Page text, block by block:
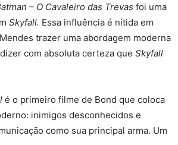
– O Cavaleiro das Trevas foi uma
Skyfall. Essa influência é nítida em
trazer uma abordagem moderna
com absoluta certeza que Skyfall
é o primeiro filme de Bond que coloca
inimigos desconhecidos e
como sua principal arma. Um